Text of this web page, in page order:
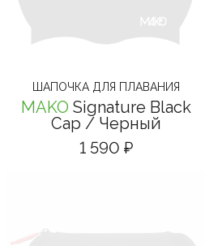
ШАПОЧКА ДЛЯ ПЛАВАНИЯ
MAKO Signature Black
Cap / Черный
1 590 ₽